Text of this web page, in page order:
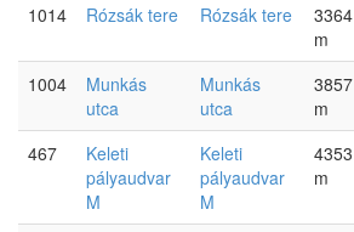
1014 Rózsák tere Rózsák tere
3364
m
1004
Munkás
utca
Munkás
utca
3857
m
467
Keleti
pályaudvar
M
Keleti
pályaudvar
M
4353
m